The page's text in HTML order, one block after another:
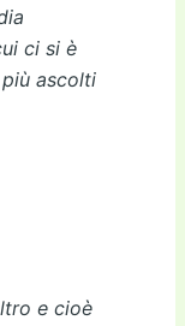
ci si è
ascolti
e cioè